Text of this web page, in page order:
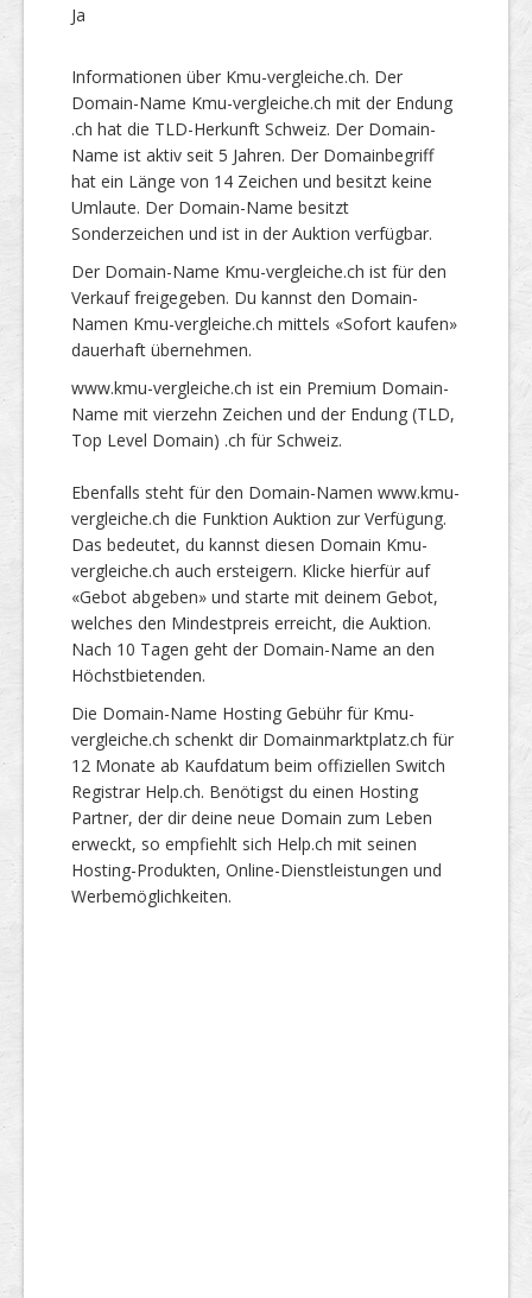
Ja
Informationen über Kmu-vergleiche.ch. Der
Domain-Name Kmu-vergleiche.ch mit der Endung
.ch hat die TLD-Herkunft Schweiz. Der Domain-
Name ist aktiv seit 5 Jahren. Der Domainbegriff
hat ein Länge von 14 Zeichen und besitzt keine
Umlaute. Der Domain-Name besitzt
Sonderzeichen und ist in der Auktion verfügbar.
Der Domain-Name Kmu-vergleiche.ch ist für den
Verkauf freigegeben. Du kannst den Domain-
Namen Kmu-vergleiche.ch mittels «Sofort kaufen»
dauerhaft übernehmen.
www.kmu-vergleiche.ch ist ein Premium Domain-
Name mit vierzehn Zeichen und der Endung (TLD,
Top Level Domain) .ch für Schweiz.
Ebenfalls steht für den Domain-Namen www.kmu-
vergleiche.ch die Funktion Auktion zur Verfügung.
Das bedeutet, du kannst diesen Domain Kmu-
vergleiche.ch auch ersteigern. Klicke hierfür auf
«Gebot abgeben» und starte mit deinem Gebot,
welches den Mindestpreis erreicht, die Auktion.
Nach 10 Tagen geht der Domain-Name an den
Höchstbietenden.
Die Domain-Name Hosting Gebühr für Kmu-
vergleiche.ch schenkt dir Domainmarktplatz.ch für
12 Monate ab Kaufdatum beim offiziellen Switch
Registrar Help.ch. Benötigst du einen Hosting
Partner, der dir deine neue Domain zum Leben
erweckt, so empfiehlt sich Help.ch mit seinen
Hosting-Produkten, Online-Dienstleistungen und
Werbemöglichkeiten.